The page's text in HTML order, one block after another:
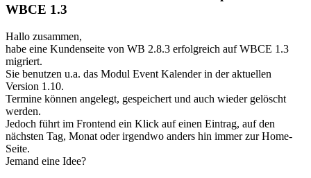
WBCE 1.3
Hallo zusammen,
habe eine Kundenseite von WB 2.8.3 erfolgreich auf WBCE 1.3
migriert.
Sie benutzen u.a. das Modul Event Kalender in der aktuellen
Version 1.10.
Termine können angelegt, gespeichert und auch wieder gelöscht
werden.
Jedoch führt im Frontend ein Klick auf einen Eintrag, auf den
nächsten Tag, Monat oder irgendwo anders hin immer zur Home-
Seite.
Jemand eine Idee?